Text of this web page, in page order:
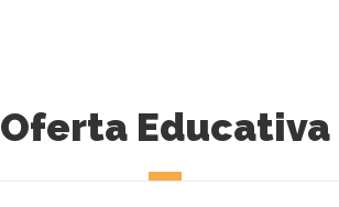
Oferta Educativa